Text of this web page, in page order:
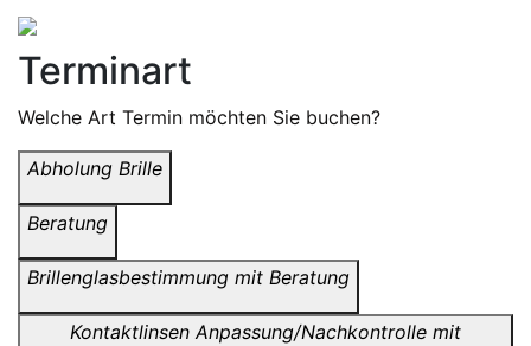
Terminart
Welche Art Termin möchten Sie buchen?
Abholung Brille
Beratung
Brillenglasbestimmung mit Beratung
Kontaktlinsen Anpassung/Nachkontrolle mit